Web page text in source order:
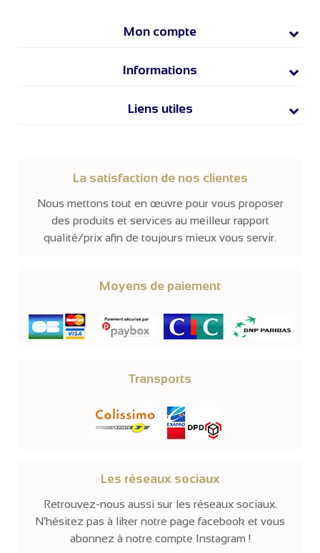
Mon compte
Informations
Liens utiles
La satisfaction de nos clientes
Nous mettons tout en œuvre pour vous proposer
des produits et services au meilleur rapport
qualité/prix afin de toujours mieux vous servir.
Moyens de paiement
Transports
Les réseaux sociaux
Retrouvez-nous aussi sur les réseaux sociaux.
N’hésitez pas à liker notre page facebook et vous
abonnez à notre compte Instagram !